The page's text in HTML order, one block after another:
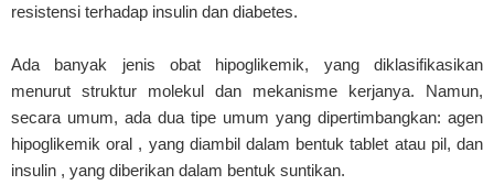
resistensi terhadap insulin dan diabetes.
Ada banyak jenis obat hipoglikemik, yang diklasifikasikan
menurut struktur molekul dan mekanisme kerjanya. Namun,
secara umum, ada dua tipe umum yang dipertimbangkan: agen
hipoglikemik oral , yang diambil dalam bentuk tablet atau pil, dan
insulin , yang diberikan dalam bentuk suntikan.